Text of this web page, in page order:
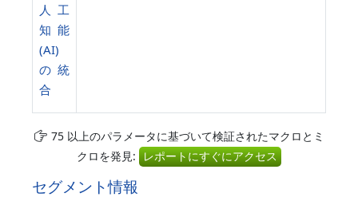
人工
知能
(AI)
の統
合
75 以上のパラメータに基づいて検証されたマクロとミ
クロを発見: レポートにすぐにアクセス
セグメント情報